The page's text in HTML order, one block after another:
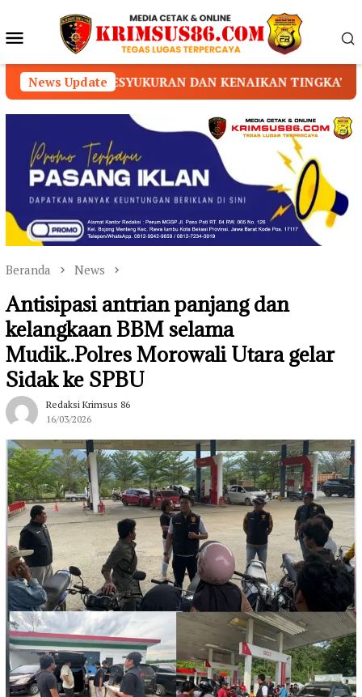
konten Menu
Mobile
News Update
DAN KENAIKAN TINGKAT/SABUK
Beranda News
Antisipasi antrian panjang dan
kelangkaan BBM selama
Mudik..Polres Morowali Utara gelar
Sidak ke SPBU
Redaksi Krimsus 86
16/03/2026